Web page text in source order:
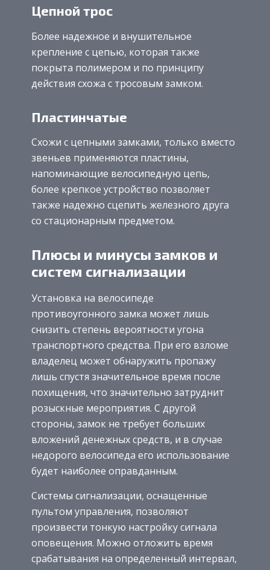
Цепной трос
Более надежное и внушительное
крепление с цепью, которая также
покрыта полимером и по принципу
действия схожа с тросовым замком.
Пластинчатые
Схожи с цепными замками, только вместо
звеньев применяются пластины,
напоминающие велосипедную цепь,
более крепкое устройство позволяет
также надежно сцепить железного друга
со стационарным предметом.
Плюсы и минусы замков и
систем сигнализации
Установка на велосипеде
противоугонного замка может лишь
снизить степень вероятности угона
транспортного средства. При его взломе
владелец может обнаружить пропажу
лишь спустя значительное время после
похищения, что значительно затруднит
розыскные мероприятия. С другой
стороны, замок не требует больших
вложений денежных средств, и в случае
недорого велосипеда его использование
будет наиболее оправданным.
Системы сигнализации, оснащенные
пультом управления, позволяют
произвести тонкую настройку сигнала
оповещения. Можно отложить время
срабатывания на определенный интервал,